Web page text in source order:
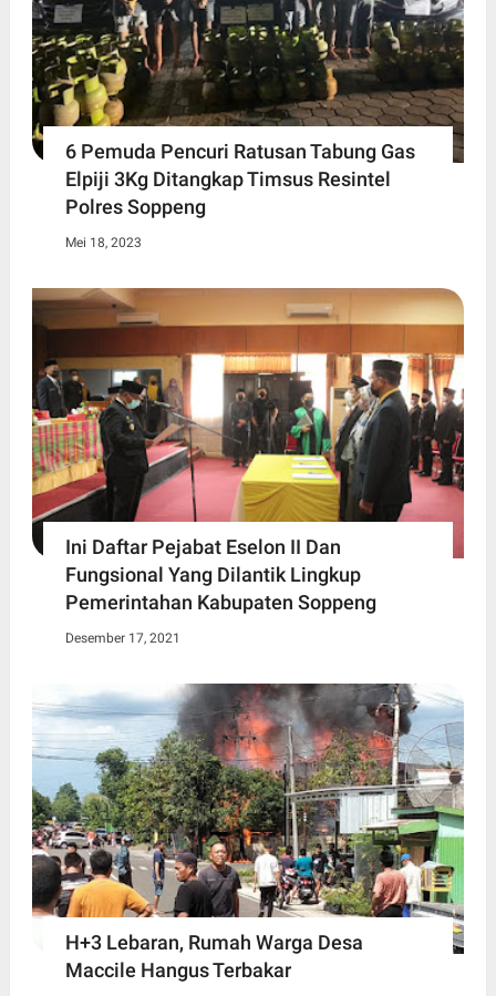
6 Pemuda Pencuri Ratusan Tabung Gas
Elpiji 3Kg Ditangkap Timsus Resintel
Polres Soppeng
Mei 18, 2023
Ini Daftar Pejabat Eselon II Dan
Fungsional Yang Dilantik Lingkup
Pemerintahan Kabupaten Soppeng
Desember 17, 2021
H+3 Lebaran, Rumah Warga Desa
Maccile Hangus Terbakar